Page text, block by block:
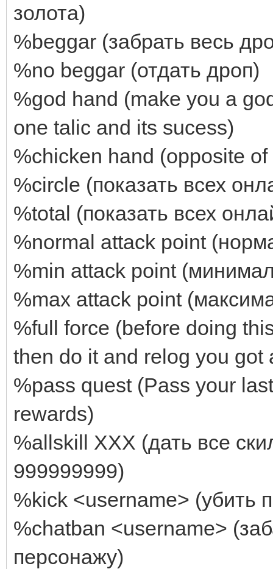
золота)
%beggar (забрать весь
%no beggar (отдать дроп)
%god hand (make you a
one talic and its sucess)
%chicken hand (opposite
%circle (показать всех
%total (показать всех
%normal attack point
%min attack point
%max attack point
%full force (before doing
then do it and relog you got
%pass quest (Pass your
rewards)
%allskill XXX (дать все
999999999)
%kick <username> (убить
%chatban <username>
персонажу)